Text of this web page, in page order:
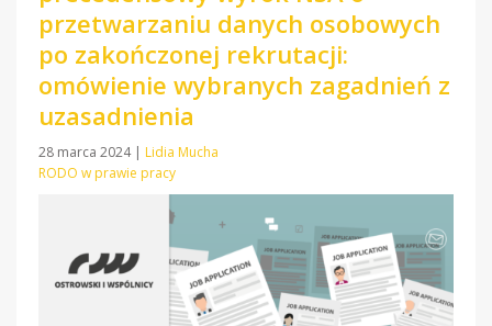
przetwarzaniu danych osobowych
po zakończonej rekrutacji:
omówienie wybranych zagadnień z
uzasadnienia
28 marca 2024
Lidia Mucha
RODO w prawie pracy